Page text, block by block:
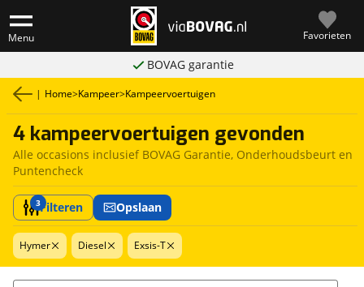
Menu Favorieten
BOVAG garantie
| Home>Kampeer>Kampeervoertuigen
4 kampeervoertuigen gevonden
Alle occasions inclusief BOVAG Garantie, Onderhoudsbeurt en
Puntencheck
3Filteren Opslaan
Hymer Diesel Exsis-T